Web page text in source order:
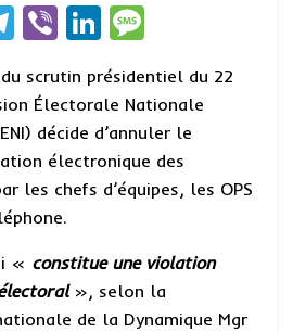
T
e
g
r
a
m
Vi
er
Li
n
ke
dI
n
s
a
g
e
scrutin présidentiel du 22
Électorale Nationale
décide d’annuler le
électronique des
les chefs d’équipes, les OPS
« constitue une violation
», selon la
de la Dynamique Mgr